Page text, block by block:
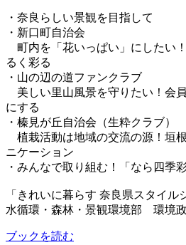
・奈良らしい景観を目指して
・新口町自治会
町内を「花いっぱい」にしたい
るく彩る
・山の辺の道ファンクラブ
美しい里山風景を守りたい！会
にする
・榛見が丘自治会（生粋クラブ）
植栽活動は地域の交流の源！垣
ニケーション
・みんなで取り組む！「なら四季
「きれいに暮らす 奈良県スタイ
水循環・森林・景観環境部 環境政
ブックを読む